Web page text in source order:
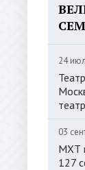
24
03
МХТ
127